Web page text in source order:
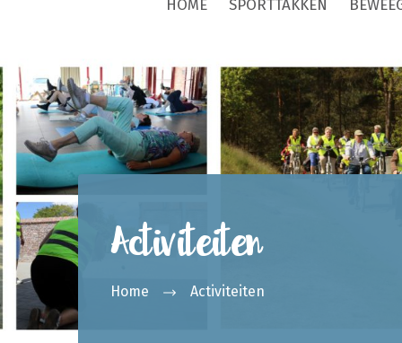
HOME SPORTTAKKEN
Activiteiten
Home Activiteiten